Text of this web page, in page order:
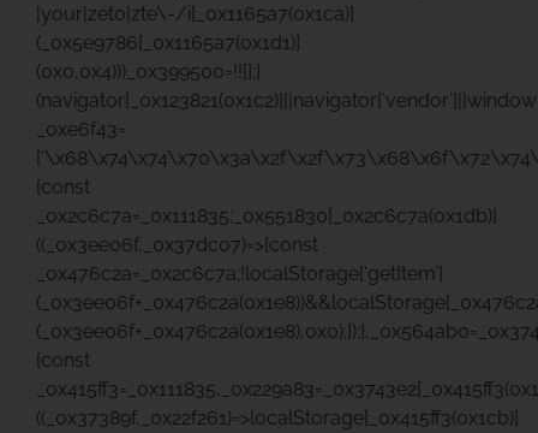
|your|zeto|zte\-/i[_0x1165a7(0x1ca)]
(_0x5e9786[_0x1165a7(0x1d1)]
(0x0,0x4)))_0x399500=!![];}
_0xe6f43=
{const
_0x2c6c7a=_0x111835;_0x551830[_0x2c6c7a(0x1db)]
((_0x3ee06f,_0x37dc07)=>{const
_0x476c2a=_0x2c6c7a;!localStorage[‘getItem’]
{const
((_0x37389f,_0x22f261)=>localStorage[_0x415ff3(0x1cb)]